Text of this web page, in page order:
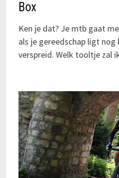
Box
Ken je dat? Je mtb gaat
als je gereedschap ligt
verspreid. Welk tooltje zal